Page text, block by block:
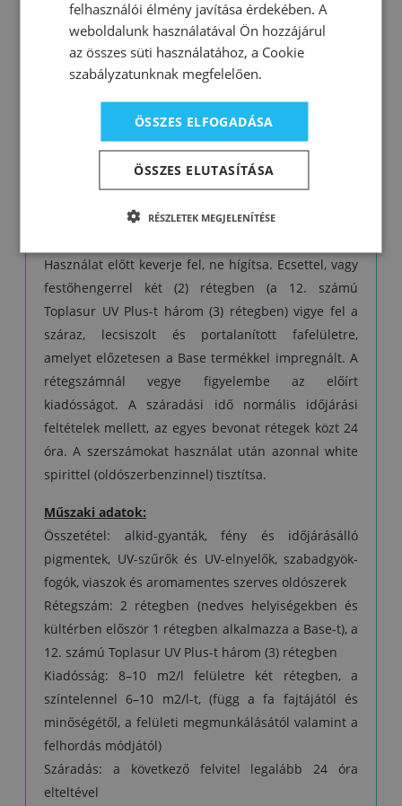
előtt egy héten keresztül hagyjuk száradni.
Figyelmeztetés: A színtelen, 12. számú Toplasur
UV Plus nem alkalmas utolsó bevonatrétegként a
színárnyalatú fafajtákra, mivel a különleges UV-
szűrők és elnyelők tejszerű külsőt adhatnak a
Használat előtt keverje fel, ne hígítsa. Ecsettel, vagy
festőhengerrel két (2) rétegben (a 12. számú
Toplasur UV Plus-t három (3) rétegben) vigye fel a
száraz, lecsiszolt és portalanított fafelületre,
amelyet előzetesen a Base termékkel impregnált. A
rétegszámnál vegye figyelembe az előírt
kiadósságot. A száradási idő normális időjárási
feltételek mellett, az egyes bevonat rétegek közt 24
óra. A szerszámokat használat után azonnal white
spirittel (oldószerbenzinnel) tisztítsa.
Műszaki adatok:
Összetétel: alkid-gyanták, fény és időjárásálló
pigmentek, UV-szűrők és UV-elnyelők, szabadgyök-
fogók, viaszok és aromamentes szerves oldószerek
Rétegszám: 2 rétegben (nedves helyiségekben és
kültérben először 1 rétegben alkalmazza a Base-t), a
12. számú Toplasur UV Plus-t három (3) rétegben
Kiadósság: 8–10 m2/l felületre két rétegben, a
színtelennel 6–10 m2/l-t, (függ a fa fajtájától és
minőségétől, a felületi megmunkálásától valamint a
felhordás módjától)
Száradás: a következő felvitel legalább 24 óra
elteltével
felhasználói élmény javítása érdekében. A
weboldalunk használatával Ön hozzájárul
az összes süti használatához, a Cookie
szabályzatunknak megfelelően.
ÖSSZES ELFOGADÁSA
ÖSSZES ELUTASÍTÁSA
RÉSZLETEK MEGJELENÍTÉSE